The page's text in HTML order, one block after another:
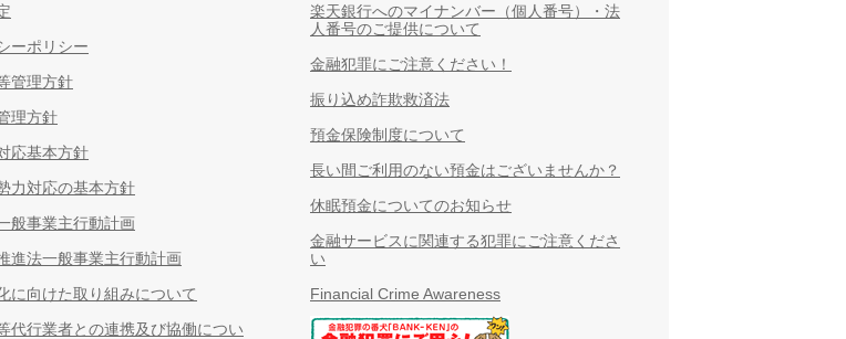
ーポリシー
管理方針
理方針
応基本方針
力対応の基本方針
般事業主行動計画
進法一般事業主行動計画
に向けた取り組みについて
代行業者との連携及び協働につい
楽天銀行へのマイナンバー（個人番号）・法
人番号のご提供について
金融犯罪にご注意ください！
振り込め詐欺救済法
預金保険制度について
長い間ご利用のない預金はございませんか？
休眠預金についてのお知らせ
金融サービスに関連する犯罪にご注意くださ
い
Financial Crime Awareness